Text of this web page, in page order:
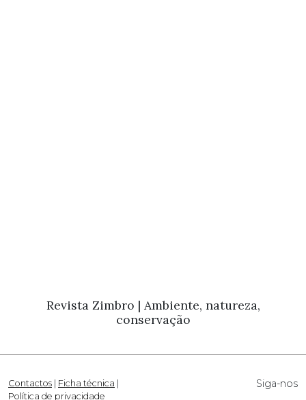
Revista Zimbro | Ambiente, natureza,
conservação
Contactos Ficha técnica
Política de privacidade
Siga-nos